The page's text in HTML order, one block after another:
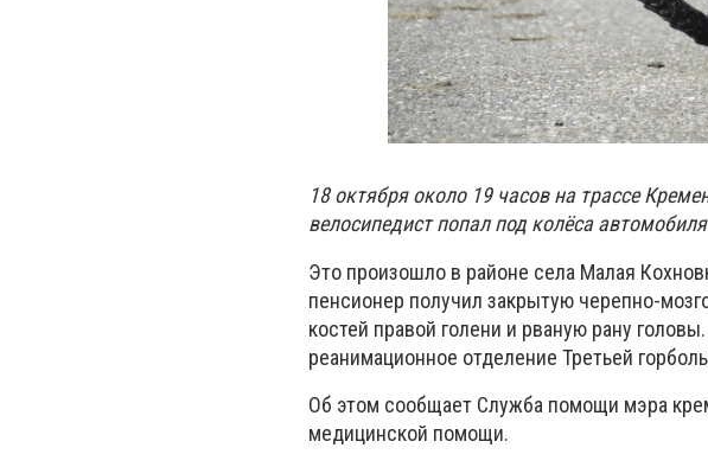
18 октября около 19 часов на трассе
велосипедист попал под колёса
Это произошло в районе села Малая
пенсионер получил закрытую черепно-
костей правой голени и рваную рану
реанимационное отделение Третьей
Об этом сообщает Служба помощи мэра
медицинской помощи.